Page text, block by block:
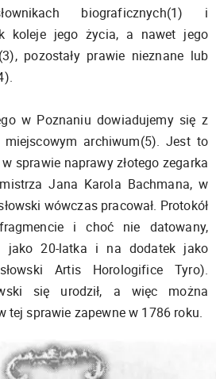
biograficznych(1) i
koleje jego życia, a nawet jego
pozostały prawie nieznane lub
w Poznaniu dowiadujemy się z
archiwum(5). Jest to
sprawie naprawy złotego zegarka
Jana Karola Bachmana, w
wówczas pracował. Protokół
i choć nie datowany,
jako 20-latka i na dodatek jako
Artis Horologifice Tyro).
się urodził, a więc można
tej sprawie zapewne w 1786 roku.